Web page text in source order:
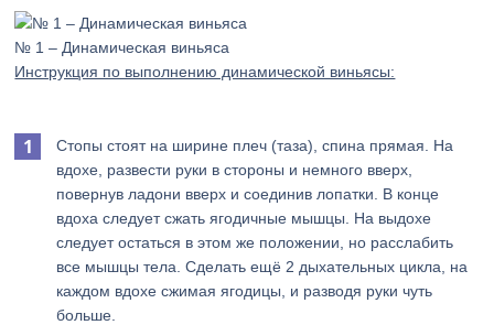
№ 1 – Динамическая виньяса
Инструкция по выполнению динамической виньясы:
Стопы стоят на ширине плеч (таза), спина прямая. На
вдохе, развести руки в стороны и немного вверх,
повернув ладони вверх и соединив лопатки. В конце
вдоха следует сжать ягодичные мышцы. На выдохе
следует остаться в этом же положении, но расслабить
все мышцы тела. Сделать ещё 2 дыхательных цикла, на
каждом вдохе сжимая ягодицы, и разводя руки чуть
больше.